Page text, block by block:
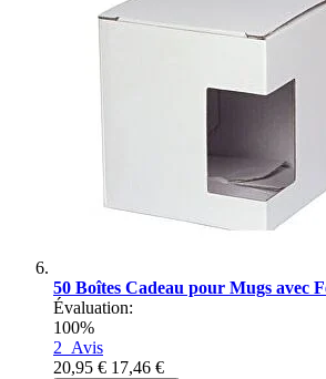
50 Boîtes Cadeau pour Mugs avec
Évaluation:
100%
2 Avis
20,95 € 17,46 €